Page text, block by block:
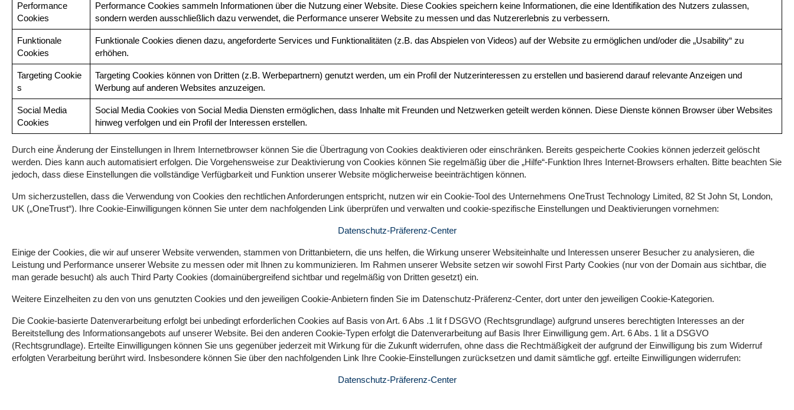
Performance
Cookies
Performance Cookies sammeln Informationen über die Nutzung einer Website. Diese Cookies speichern keine Informationen, die eine Identifikation des Nutzers zulassen,
sondern werden ausschließlich dazu verwendet, die Performance unserer Website zu messen und das Nutzererlebnis zu verbessern.
Funktionale
Cookies
Funktionale Cookies dienen dazu, angeforderte Services und Funktionalitäten (z.B. das Abspielen von Videos) auf der Website zu ermöglichen und/oder die „Usability“ zu
erhöhen.
Targeting Cookie
s
Targeting Cookies können von Dritten (z.B. Werbepartnern) genutzt werden, um ein Profil der Nutzerinteressen zu erstellen und basierend darauf relevante Anzeigen und
Werbung auf anderen Websites anzuzeigen.
Social Media
Cookies
Social Media Cookies von Social Media Diensten ermöglichen, dass Inhalte mit Freunden und Netzwerken geteilt werden können. Diese Dienste können Browser über Websites
hinweg verfolgen und ein Profil der Interessen erstellen.
Durch eine Änderung der Einstellungen in Ihrem Internetbrowser können Sie die Übertragung von Cookies deaktivieren oder einschränken. Bereits gespeicherte Cookies können jederzeit gelöscht
werden. Dies kann auch automatisiert erfolgen. Die Vorgehensweise zur Deaktivierung von Cookies können Sie regelmäßig über die „Hilfe“-Funktion Ihres Internet-Browsers erhalten. Bitte beachten Sie
jedoch, dass diese Einstellungen die vollständige Verfügbarkeit und Funktion unserer Website möglicherweise beeinträchtigen können.
Um sicherzustellen, dass die Verwendung von Cookies den rechtlichen Anforderungen entspricht, nutzen wir ein Cookie-Tool des Unternehmens OneTrust Technology Limited, 82 St John St, London,
UK („OneTrust“). Ihre Cookie-Einwilligungen können Sie unter dem nachfolgenden Link überprüfen und verwalten und cookie-spezifische Einstellungen und Deaktivierungen vornehmen:
Datenschutz-Präferenz-Center
Einige der Cookies, die wir auf unserer Website verwenden, stammen von Drittanbietern, die uns helfen, die Wirkung unserer Websiteinhalte und Interessen unserer Besucher zu analysieren, die
Leistung und Performance unserer Website zu messen oder mit Ihnen zu kommunizieren. Im Rahmen unserer Website setzen wir sowohl First Party Cookies (nur von der Domain aus sichtbar, die
man gerade besucht) als auch Third Party Cookies (domainübergreifend sichtbar und regelmäßig von Dritten gesetzt) ein.
Weitere Einzelheiten zu den von uns genutzten Cookies und den jeweiligen Cookie-Anbietern finden Sie im Datenschutz-Präferenz-Center, dort unter den jeweiligen Cookie-Kategorien.
Die Cookie-basierte Datenverarbeitung erfolgt bei unbedingt erforderlichen Cookies auf Basis von Art. 6 Abs .1 lit f DSGVO (Rechtsgrundlage) aufgrund unseres berechtigten Interesses an der
Bereitstellung des Informationsangebots auf unserer Website. Bei den anderen Cookie-Typen erfolgt die Datenverarbeitung auf Basis Ihrer Einwilligung gem. Art. 6 Abs. 1 lit a DSGVO
(Rechtsgrundlage). Erteilte Einwilligungen können Sie uns gegenüber jederzeit mit Wirkung für die Zukunft widerrufen, ohne dass die Rechtmäßigkeit der aufgrund der Einwilligung bis zum Widerruf
erfolgten Verarbeitung berührt wird. Insbesondere können Sie über den nachfolgenden Link Ihre Cookie-Einstellungen zurücksetzen und damit sämtliche ggf. erteilte Einwilligungen widerrufen:
Datenschutz-Präferenz-Center